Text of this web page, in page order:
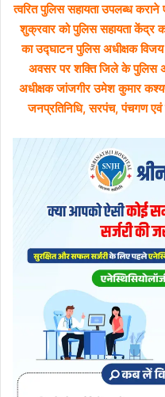
त्वरित पुलिस सहायता उपलब्ध कराने
शुक्रवार को पुलिस सहायता केंद्र
का उद्घाटन पुलिस अधीक्षक
अवसर पर शक्ति जिले के पुलिस
अधीक्षक जांजगीर उमेश कुमार
जनप्रतिनिधि, सरपंच, पंचगण एवं